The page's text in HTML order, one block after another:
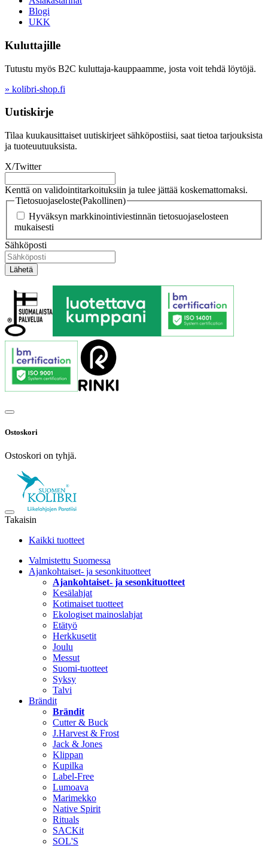
Blogi
UKK
Kuluttajille
Tutustu myös B2C kuluttaja-kauppaamme, josta voit tehdä löytöjä.
» kolibri-shop.fi
Uutiskirje
Tilaa kuukausittaiset uutiskirjeet sähköpostiisi, saat tietoa tarjouksista
ja tuoteuutuuksista.
X/Twitter
Kenttä on validointitarkoituksiin ja tulee jättää koskemattomaksi.
Tietosuojaseloste(Pakollinen)
Hyväksyn markkinointiviestinnän tietosuojaselosteen
mukaisesti
Sähköposti
Ostoskori
Ostoskori on tyhjä.
Takaisin
Kaikki tuotteet
Valmistettu Suomessa
Ajankohtaiset- ja sesonkituotteet
Ajankohtaiset- ja sesonkituotteet
Kesälahjat
Kotimaiset tuotteet
Ekologiset mainoslahjat
Etätyö
Herkkusetit
Joulu
Messut
Suomi-tuotteet
Syksy
Talvi
Brändit
Brändit
Cutter & Buck
J.Harvest & Frost
Jack & Jones
Klippan
Kupilka
Label-Free
Lumoava
Marimekko
Native Spirit
Rituals
SACKit
SOL'S